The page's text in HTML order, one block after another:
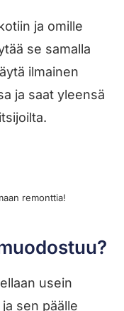
ja omille
se samalla
ilmainen
ja saat yleensä
remonttia!
usein
ja sen päälle